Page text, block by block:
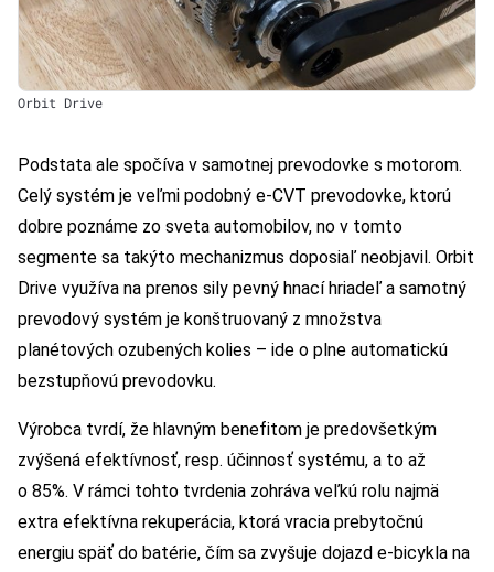
Orbit Drive
Podstata ale spočíva v samotnej prevodovke s motorom.
Celý systém je veľmi podobný e-CVT prevodovke, ktorú
dobre poznáme zo sveta automobilov, no v tomto
segmente sa takýto mechanizmus doposiaľ neobjavil. Orbit
Drive využíva na prenos sily pevný hnací hriadeľ a samotný
prevodový systém je konštruovaný z množstva
planétových ozubených kolies – ide o plne automatickú
bezstupňovú prevodovku.
Výrobca tvrdí, že hlavným benefitom je predovšetkým
zvýšená efektívnosť, resp. účinnosť systému, a to až
o 85%. V rámci tohto tvrdenia zohráva veľkú rolu najmä
extra efektívna rekuperácia, ktorá vracia prebytočnú
energiu späť do batérie, čím sa zvyšuje dojazd e-bicykla na